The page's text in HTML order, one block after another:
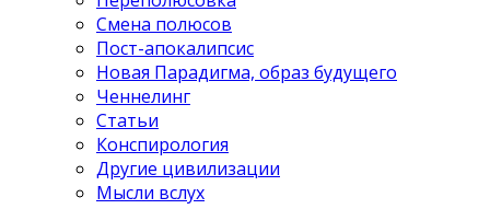
Смена полюсов
Пост-апокалипсис
Новая Парадигма, образ будущего
Ченнелинг
Статьи
Конспирология
Другие цивилизации
Мысли вслух